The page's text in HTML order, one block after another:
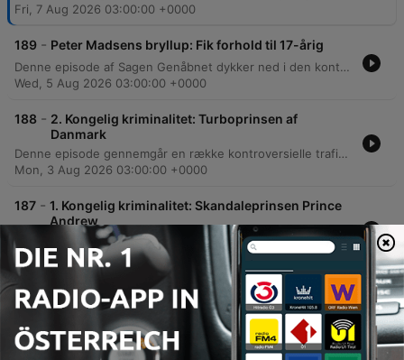
Fri, 7 Aug 2026 03:00:00 +0000
189 - Peter Madsens bryllup: Fik forhold til 17-årig
Denne episode af Sagen Genåbnet dykker ned i den kontroversielle korrespondance mellem Peter Madsen og en ung kvinde, og hvordan deres relation udviklede sig fra breve til et ønske om ægteskab. Gennem interview med journalisten Jesper Vestergaard Larsen belyses de personlige følelser bag relationen samt de vidtrækkende juridiske konsekvenser for lovgivningen omkring kontakt i fængsler. Der kigges desuden nærmere på de juridiske aspekter af Madsens forsøg på at indgå ægteskab, herunder Højesterets afgørelse om hans rettigheder i forhold til besøg og udgang. Episoden berører også de sikkerhedsmæssige udfordringer ved hans personlighed og hans tendens til manipulation i fængselssystemet.
Wed, 5 Aug 2026 03:00:00 +0000
188 - 2. Kongelig kriminalitet: Turboprinsen af
Danmark
Denne episode gennemgår en række kontroversielle trafikforseelser involveret i det danske kongehus, herunder en voldsom bilulykke i Frankrig i 1988 med kronprins Frederik og prins Joachim samt episoder med høj fart i BMW nær Middelfart. Derudover belyses sager om ulovlig krydsning af den lukkede Storebæltsbro under stormen Egon, en sag fra 1991/1992 involverende Malou Aamund samt de juridiske aspekter af kongelig immunitet. Episoden afsluttes med et blik på prins Joachims politianmeldelse og værternes egne erfaringer med fartbøder.
Mon, 3 Aug 2026 03:00:00 +0000
187 - 1. Kongelig kriminalitet: Skandaleprinsen Prince
Andrew
Denne episode af 'Sagen genåbnet' dykker ned i de historiske skandaler omkring prins Andrew, herunder hans forbindelser til Jeffrey Epstein og de kontroversielle anklager fra ofre som Virginia Giuffre. Episoden gennemgår hans baggrund, de juridiske konsekvenser efter hans interview med BBC Newsnight, samt fratagelsen af hans militære titler. Derudover undersøges nye mistanker om embedsmisbrug i forbindelse med videreformidling af fortrolige dokumenter til Epstein. Episoden berører desuden de potentielle retlige konsekvenser for prinsen og de seneste rygter omkring de kongelige døtres boligforhold.
27 Jul. 2026
186 - 6. Peter Lundin: Gammelt had
Denne episode omhandler et nyligt overfald på Peter Lundin i Storstrøm Fængsel, begået af en medindsat som en form for selvtægt. Podcasterne diskuterer gerningsmandens motivation, der bunder i vrede over Lundins tidligere forbrydelser, samt de etiske dilemmaer omkring kriminelle miljøers eget kodex. Værterne reflekterer over Brian Sandbergs holdning til selvtægt og sammenligner det med retssystemets principper. De berører også udfordringerne for Kriminalforsorgen ved at placere forskellige typer kriminelle i samme miljø samt de moderne faciliteter i fængslet.
25 Jul. 2026